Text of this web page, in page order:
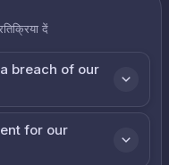
दें
breach of our
for our